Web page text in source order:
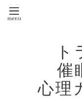
ト
催
心理